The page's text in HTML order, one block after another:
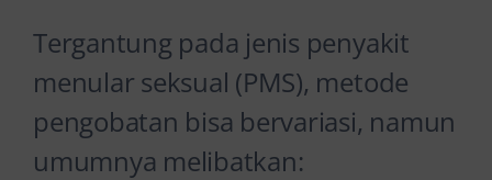
Tergantung pada jenis penyakit
menular seksual (PMS), metode
pengobatan bisa bervariasi, namun
umumnya melibatkan: